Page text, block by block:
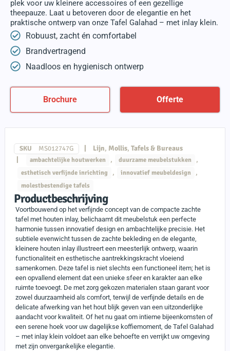
plek voor uw kleinere accessoires of een gezellige
theepauze. Laat u betoveren door de elegantie en het
praktische ontwerp van onze Tafel Galahad – met inlay klein.
Robuust, zacht én comfortabel
Brandvertragend
Naadloos en hygienisch ontwerp
Brochure Offerte
SKU MS012747G Lijn, Mollis, Tafels & Bureaus
ambachtelijke houtwerken , duurzame meubelstukken ,
esthetisch verfijnde inrichting , innovatief meubeldesign ,
molestbestendige tafels
Productbeschrijving
Voortbouwend op het verfijnde concept van de compacte zachte
tafel met houten inlay, belichaamt dit meubelstuk een perfecte
harmonie tussen innovatief design en ambachtelijke precisie. Het
subtiele evenwicht tussen de zachte bekleding en de elegante,
kleinere houten inlay illustreert een meesterlijk ontwerp, waarin
functionaliteit en esthetische aantrekkingskracht vloeiend
samenkomen. Deze tafel is niet slechts een functioneel item; het is
een opvallend element dat een unieke sfeer en karakter aan elke
ruimte toevoegt. De met zorg gekozen materialen staan garant voor
zowel duurzaamheid als comfort, terwijl de verfijnde details en de
delicate afwerking van het hout blijk geven van een uitzonderlijke
aandacht voor kwaliteit. Of het nu gaat om intieme bijeenkomsten of
een serene hoek voor uw dagelijkse koffiemoment, de Tafel Galahad
– met inlay klein voldoet aan elke behoefte en verrijkt uw omgeving
met zijn onvergankelijke elegantie.